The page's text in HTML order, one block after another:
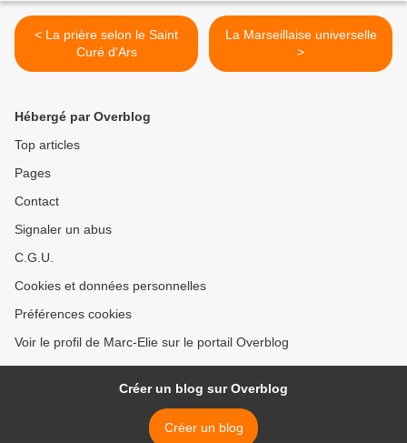
< La prière selon le Saint
Curé d'Ars
La Marseillaise universelle
>
Hébergé par Overblog
Top articles
Pages
Contact
Signaler un abus
C.G.U.
Cookies et données personnelles
Préférences cookies
Voir le profil de Marc-Elie sur le portail Overblog
Créer un blog sur Overblog
Créer un blog